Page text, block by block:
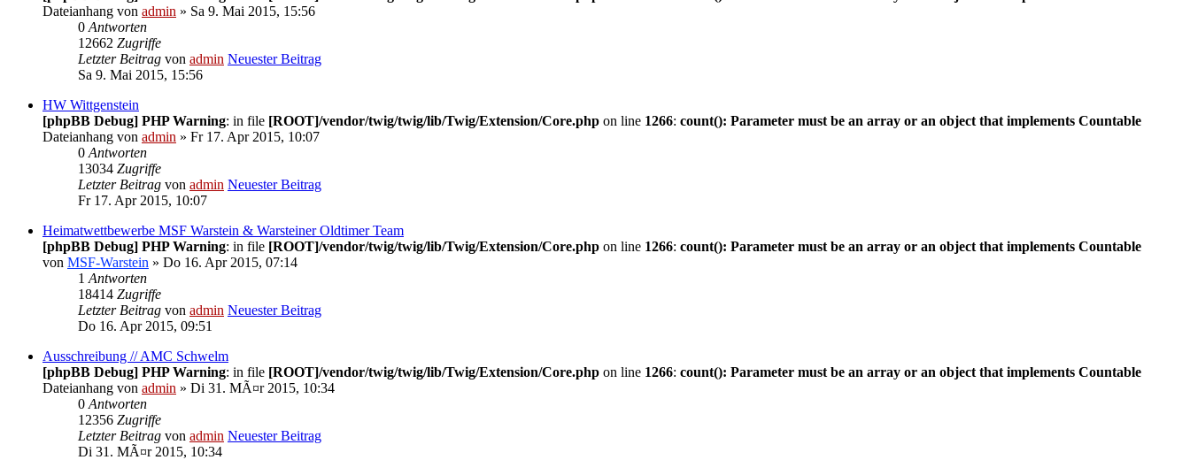
Dateianhang von admin » Sa 9. Mai 2015, 15:56
0 Antworten
12662 Zugriffe
Letzter Beitrag von admin Neuester Beitrag
Sa 9. Mai 2015, 15:56
HW Wittgenstein
[phpBB Debug] PHP Warning: in file [ROOT]/vendor/twig/twig/lib/Twig/Extension/Core.php on line 1266: count(): Parameter must be an array or an object that implements Countable
Dateianhang von admin » Fr 17. Apr 2015, 10:07
0 Antworten
13034 Zugriffe
Letzter Beitrag von admin Neuester Beitrag
Fr 17. Apr 2015, 10:07
Heimatwettbewerbe MSF Warstein & Warsteiner Oldtimer Team
[phpBB Debug] PHP Warning: in file [ROOT]/vendor/twig/twig/lib/Twig/Extension/Core.php on line 1266: count(): Parameter must be an array or an object that implements Countable
von MSF-Warstein » Do 16. Apr 2015, 07:14
1 Antworten
18414 Zugriffe
Letzter Beitrag von admin Neuester Beitrag
Do 16. Apr 2015, 09:51
Ausschreibung // AMC Schwelm
[phpBB Debug] PHP Warning: in file [ROOT]/vendor/twig/twig/lib/Twig/Extension/Core.php on line 1266: count(): Parameter must be an array or an object that implements Countable
Dateianhang von admin » Di 31. MÃ¤r 2015, 10:34
0 Antworten
12356 Zugriffe
Letzter Beitrag von admin Neuester Beitrag
Di 31. MÃ¤r 2015, 10:34